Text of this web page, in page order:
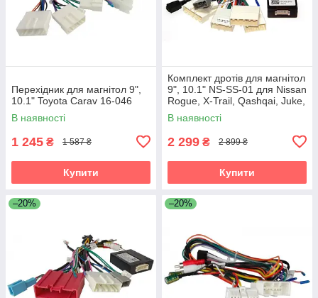
Перехідник для магнітол 9",
10.1" Toyota Carav 16-046
В наявності
1 245 ₴ 1 587 ₴
Купити
Комплект дротів для магнітол
9", 10.1" NS-SS-01 для Nissan
Rogue, X-Trail, Qashqai, Juke,
Note, Patrol, Navara,
Pathfinder
В наявності
2 299 ₴ 2 899 ₴
Купити
–20% –20%